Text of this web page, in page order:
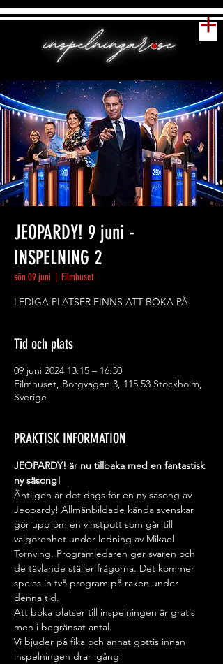
JEOPARDY! 9 juni -
INSPELNING 2
sön 09 juni
  |
Filmhuset
LEDIGA PLATSER FINNS ATT BOKA PÅ
Tid och plats
09 juni 2024 13:15 – 16:30
Filmhuset, Borgvägen 3, 115 53 Stockholm,
Sverige
PRAKTISK INFORMATION
JEOPARDY! är nu tillbaka med en fantastisk
ny säsong!
Äntligen är det dags för en ny säsong av
Jeopardy! Allmänbildade kända svenskar
gör upp om en vinstpott som går till
välgörenhet under ledning av Mikael
Tornving. Programledaren ger svaren och
de tävlande ställer frågorna. Det kommer
spelas in två program på raken under
denna tid.
Att boka platser till inspelningen är gratis
men i begränsat antal.
Vi bjuder på fika och annat gottis innan
inspelningen drar igång!